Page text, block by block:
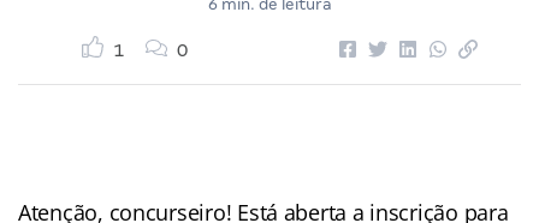
6 min. de leitura
1 0
Atenção, concurseiro! Está aberta a inscrição para